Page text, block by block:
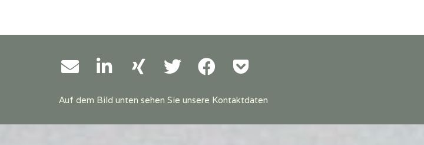
Auf dem Bild unten sehen Sie unsere Kontaktdaten